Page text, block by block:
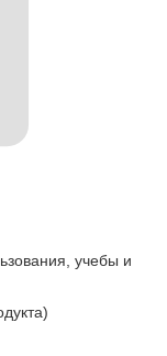
учебы и